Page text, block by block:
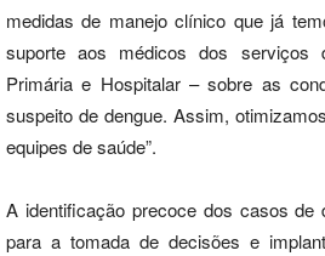
medidas de manejo clínico que já
suporte aos médicos dos serviços
Primária e Hospitalar – sobre as
suspeito de dengue. Assim,
equipes de saúde”.
A identificação precoce dos casos de
para a tomada de decisões e